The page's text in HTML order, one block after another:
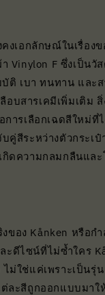
งเอกลักษณ์ในเรื่อง
Vinylon F ซึ่งเป็นวั
ติ เบา ทนทาน และส
อบสารเคมีเพิ่มเติม
ารเลือกเฉดสีใหม่ที่
คู่สีระหว่างตัวกระเ
กิดความกลมกลืนแล
อง Kånken หรือกำ
ดีไซน์ที่ไม่ซ้ำใคร
ม่ใช่แค่เพราะเป็นรุ่
ละสีถูกออกแบบมาใ